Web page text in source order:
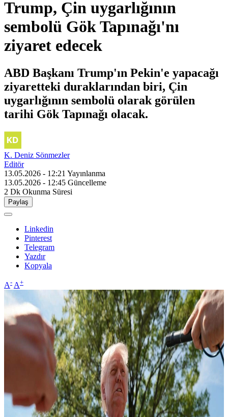
Trump, Çin uygarlığının
sembolü Gök Tapınağı'nı
ziyaret edecek
ABD Başkanı Trump'ın Pekin'e yapacağı
ziyaretteki duraklarından biri, Çin
uygarlığının sembolü olarak görülen
tarihi Gök Tapınağı olacak.
K. Deniz Sönmezler
Editör
13.05.2026 - 12:21 Yayınlanma
13.05.2026 - 12:45 Güncelleme
2 Dk Okunma Süresi
Paylaş
Linkedin
Pinterest
Telegram
Yazdır
Kopyala
A- A+